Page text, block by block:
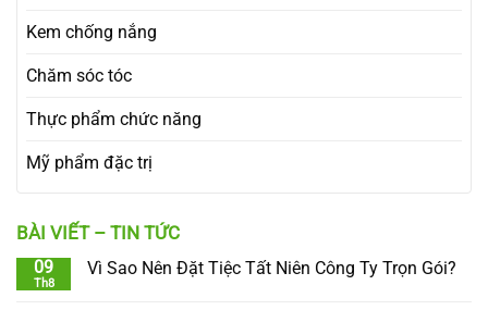
Kem chống nắng
Chăm sóc tóc
Thực phẩm chức năng
Mỹ phẩm đặc trị
BÀI VIẾT – TIN TỨC
09
Th8
Vì Sao Nên Đặt Tiệc Tất Niên Công Ty Trọn Gói?